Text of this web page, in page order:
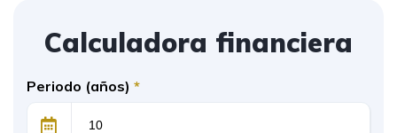
Calculadora financiera
Periodo (años) *